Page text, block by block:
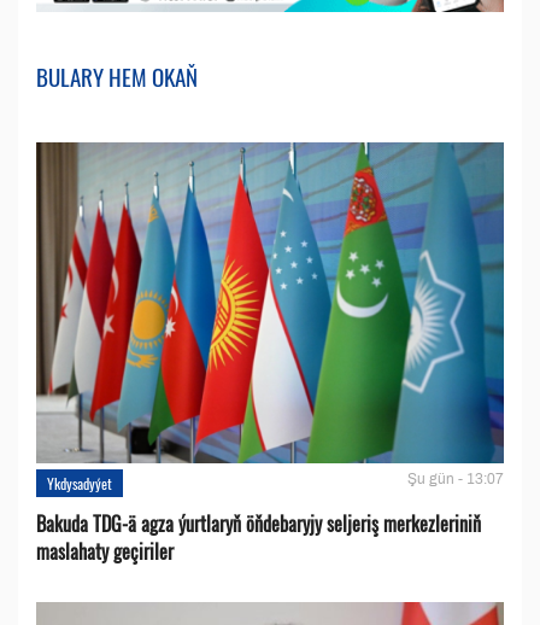
BULARY HEM OKAŇ
Ykdysadyýet Şu gün - 13:07
Bakuda TDG-ä agza ýurtlaryň öňdebaryjy seljeriş merkezleriniň
maslahaty geçiriler